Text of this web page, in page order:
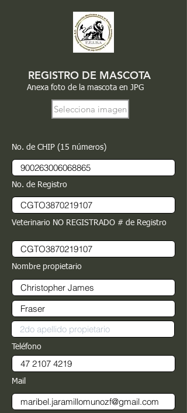
REGISTRO DE MASCOTA
Anexa foto de la mascota en JPG
Selecciona imagen
No. de CHIP (15 números)
No. de Registro
Veterinario NO REGISTRADO # de Registro
Nombre propietario
Teléfono
Mail